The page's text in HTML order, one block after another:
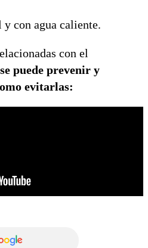
y con agua caliente.
con el
puede prevenir y
evitarlas: